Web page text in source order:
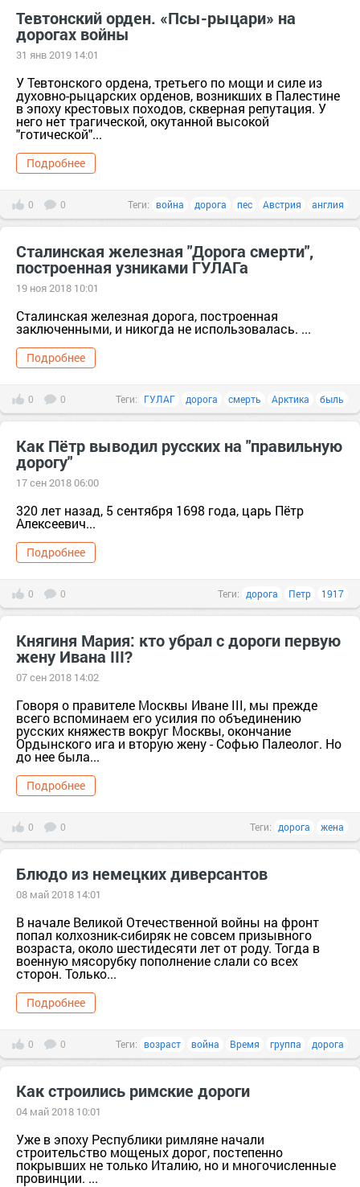
Тевтонский орден. «Псы-рыцари» на
дорогах войны
31 янв 2019 14:01
У Тевтонского ордена, третьего по мощи и силе из
духовно-рыцарских орденов, возникших в Палестине
в эпоху крестовых походов, скверная репутация. У
него нет трагической, окутанной высокой
"готической"...
Подробнее
0 0 Теги: война дорога пес Австрия англия
Сталинская железная "Дорога смерти",
построенная узниками ГУЛАГа
19 ноя 2018 10:01
Сталинская железная дорога, построенная
заключенными, и никогда не использовалась. ...
Подробнее
0 0 Теги: ГУЛАГ дорога смерть Арктика быль
Как Пётр выводил русских на "правильную
дорогу"
17 сен 2018 06:00
320 лет назад, 5 сентября 1698 года, царь Пётр
Алексеевич...
Подробнее
0 0 Теги: дорога Петр 1917
Княгиня Мария: кто убрал с дороги первую
жену Ивана III?
07 сен 2018 14:02
Говоря о правителе Москвы Иване III, мы прежде
всего вспоминаем его усилия по объединению
русских княжеств вокруг Москвы, окончание
Ордынского ига и вторую жену - Софью Палеолог. Но
до нее была...
Подробнее
0 0 Теги: дорога жена
Блюдо из немецких диверсантов
08 май 2018 14:01
В начале Великой Отечественной войны на фронт
попал колхозник-сибиряк не совсем призывного
возраста, около шестидесяти лет от роду. Тогда в
военную мясорубку пополнение слали со всех
сторон. Только...
Подробнее
0 0 Теги: возраст война Время группа дорога
Как строились римские дороги
04 май 2018 10:01
Уже в эпоху Республики римляне начали
строительство мощеных дорог, постепенно
покрывших не только Италию, но и многочисленные
провинции. ...